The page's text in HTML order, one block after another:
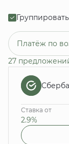
Платёж по
27
Ставка от
2.9%